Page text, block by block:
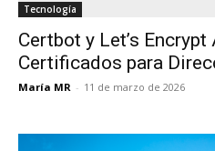
Tecnología
Certbot y Let’s
Certificados para
María MR - 11 de marzo de 2026